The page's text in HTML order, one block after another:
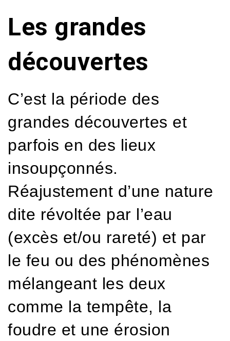
Les grandes
découvertes
C’est la période des
grandes découvertes et
parfois en des lieux
insoupçonnés.
Réajustement d’une nature
dite révoltée par l’eau
(excès et/ou rareté) et par
le feu ou des phénomènes
mélangeant les deux
comme la tempête, la
foudre et une érosion